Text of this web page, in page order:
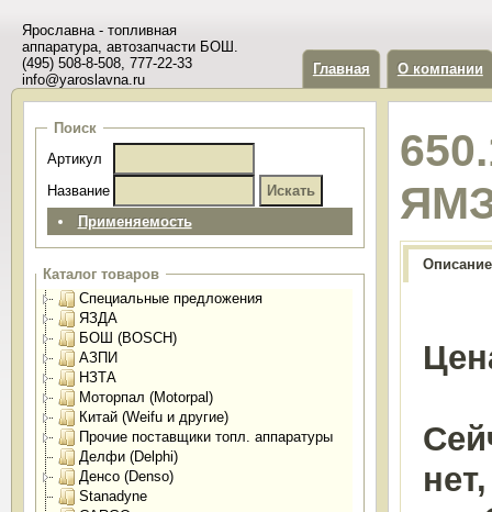
Ярославна - топливная
аппаратура, автозапчасти БОШ.
(495) 508-8-508, 777-22-33
info@yaroslavna.ru
Главная О компании
Поиск
Артикул
Название
Применяемость
Каталог товаров
Специальные предложения
ЯЗДА
БОШ (BOSCH)
АЗПИ
НЗТА
Моторпал (Motorpal)
Китай (Weifu и другие)
Прочие поставщики топл. аппаратуры
Делфи (Delphi)
Денсо (Denso)
Stanadyne
Описание